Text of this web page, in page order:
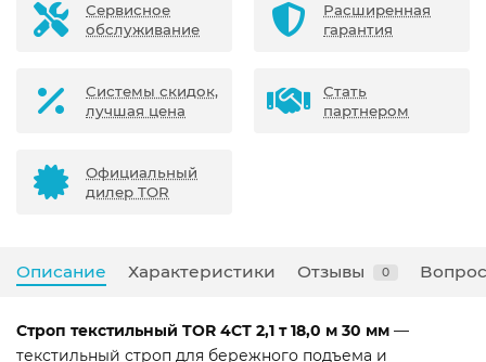
Сервисное
обслуживание
Расширенная
гарантия
Системы скидок,
лучшая цена
Стать
партнером
Официальный
дилер TOR
Описание Характеристики Отзывы 0
Строп текстильный TOR 4СТ 2,1 т 18,0 м 30 мм —
текстильный строп для бережного подъема и